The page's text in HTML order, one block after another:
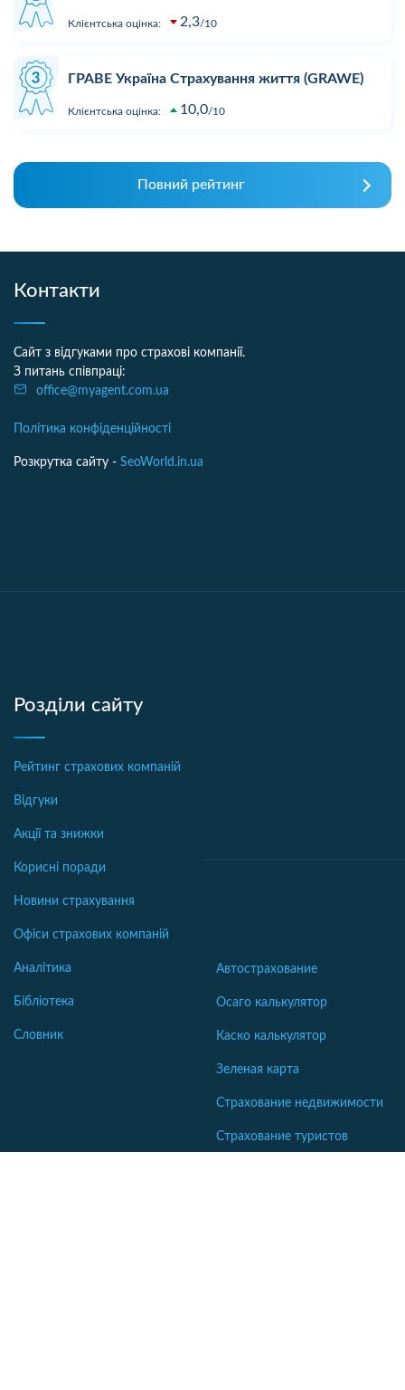
Клієнтська оцінка: 2,3 10
ГРАВЕ Україна Страхування життя (GRAWE)
Клієнтська оцінка: 10,0 10
Повний рейтинг
Контакти
Сайт з відгуками про страхові компанії.
З питань співпраці:
office@myagent.com.ua
Політика конфіденційності
Розкрутка сайту - SeoWorld.in.ua
Розділи сайту
Рейтинг страхових компаній
Відгуки
Акції та знижки
Корисні поради
Новини страхування
Офіси страхових компаній
Аналітика
Бібліотека
Словник
Автострахование
Осаго калькулятор
Каско калькулятор
Зеленая карта
Страхование недвижимости
Страхование туристов